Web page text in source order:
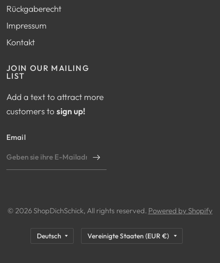
Rückgaberecht
Impressum
Kontakt
JOIN OUR MAILING
LIST
Add a text to attract more
customers to sign up!
Email
© 2026 ShopDichSchick, All rights reserved. Powered by Shopify
Land/Region
aktualisieren
Land/Region
aktualisieren